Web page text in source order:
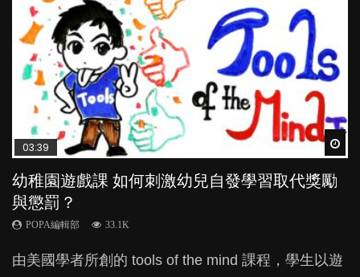
03:39
幼稚園遊戲課 如何刺激幼兒自發學習取代獎勵
與懲罰？
POPA編輯部 33.1K
由美國學者所創的 tools of the mind 課程，學生以遊
04:59
幼兒playgroup真係玩耍中學習？研究指BB 15個
月大前上堂不見效果
POPA編輯部 47.1K
現今小朋友的起跑線，愈推愈前。雖然政府並無官方
03:02
老公患產後憂鬱症對BB的影響
POPA編輯部
鬱，影響日常生活，嚴重的甚至會有自殺，或傷害小
04:18
凡事以BB為中心，就係好爸媽？｜別忽視父母
的身心虛耗
POPA編輯部 31.5K
父母日夜無間、身心俱疲地照顧BB，如何做到正向
04:06
全職好？在職好？｜全職媽媽與在職媽媽的壓
力與價值
POPA編輯部 25.8K
許多媽媽心底可能都有一刻掙扎過：究竟全職好，還